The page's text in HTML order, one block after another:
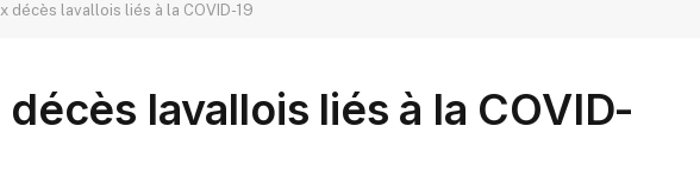
décès lavallois liés à la COVID-19
lavallois liés à la COVID-